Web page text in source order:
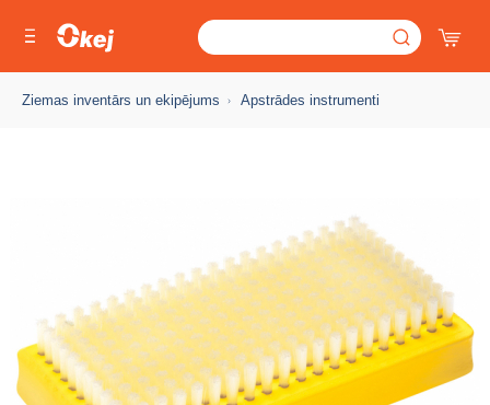
Ziemas inventārs un ekipējums Apstrādes instrumenti